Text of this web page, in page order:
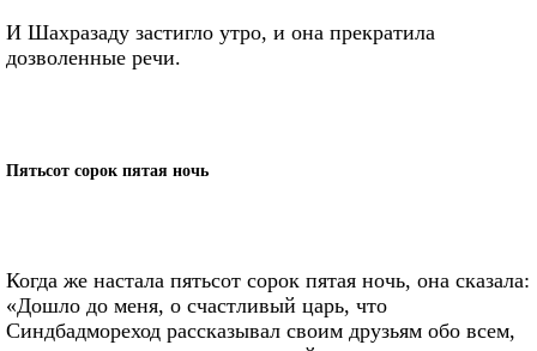
И Шахразаду застигло утро, и она прекратила
дозволенные речи.
Пятьсот сорок пятая ночь
Когда же настала пятьсот сорок пятая ночь, она сказала:
«Дошло до меня, о счастливый царь, что
Синдбадмореход рассказывал своим друзьям обо всем,